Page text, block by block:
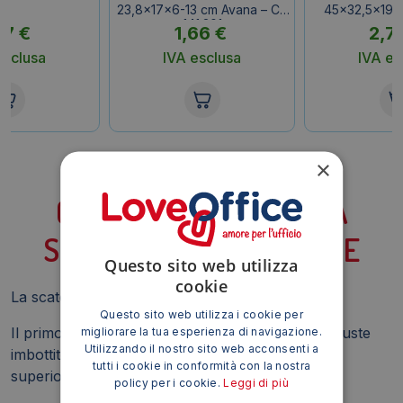
€
23,8x17x6-13 cm Avana – CP
141.201
1,66 €
IVA esclusa
45×32,5×19-
IVA
QUANDO SCEGLIERE LA
SCATOLA DA SPEDIZIONE
La scatola è necessaria in quattro casi.
Il primo è quando l’oggetto pesa più di 2 kg. Le buste
imbottite non sono progettate per reggere pesi
superiori.
×
Questo sito web utilizza
cookie
Questo sito web utilizza i cookie per
migliorare la tua esperienza di navigazione.
Utilizzando il nostro sito web acconsenti a
tutti i cookie in conformità con la nostra
policy per i cookie.Leggi di più